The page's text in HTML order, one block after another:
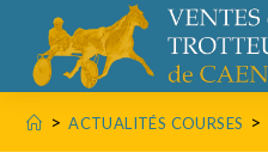
> ACTUALITÉS COURSES >